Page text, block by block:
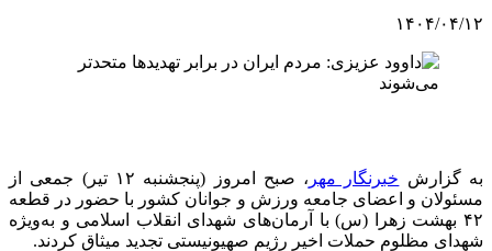
۱۴۰۴/۰۴/۱۲
به گزارش خبرنگار مهر
، صبح امروز (پنجشنبه ۱۲ تیر) جمعی از
مسئولان و اعضای جامعه ورزش و جوانان کشور با حضور در قطعه
۴۲ بهشت زهرا (س) با آرمان‌های شهدای انقلاب اسلامی و به‌ویژه
شهدای مظلوم حملات اخیر رژیم صهیونیستی تجدید میثاق کردند.